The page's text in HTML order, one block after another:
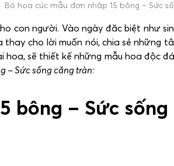
Bó hoa cúc mẫu đơn nhập 15 bông – Sức
con người. Vào ngày đăc biệt như
cho lời muốn nói, chia sẻ những
sẽ thiết kế những mẫu hoa độc
– Sức sống căng tràn:
bông – Sức